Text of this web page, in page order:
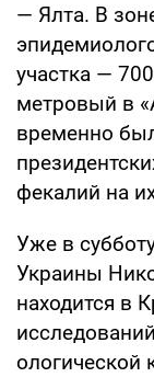
— Ялта. В
участка —
метровый в
временно
фекалий на
Уже в
Украины
находится в
ологической